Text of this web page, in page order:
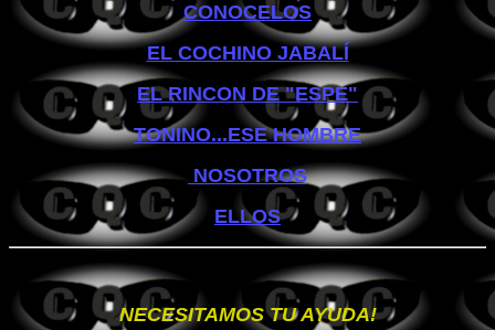
CONOCELOS
EL COCHINO JABALÍ
EL RINCON DE "ESPE"
TONINO...ESE HOMBRE
NOSOTROS
ELLOS
NECESITAMOS TU AYUDA!